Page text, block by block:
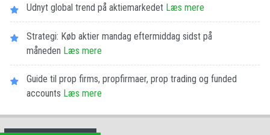
Udnyt global trend på aktiemarkedet Læs mere
Strategi: Køb aktier mandag eftermiddag sidst på
måneden Læs mere
Guide til prop firms, propfirmaer, prop trading og funded
accounts Læs mere